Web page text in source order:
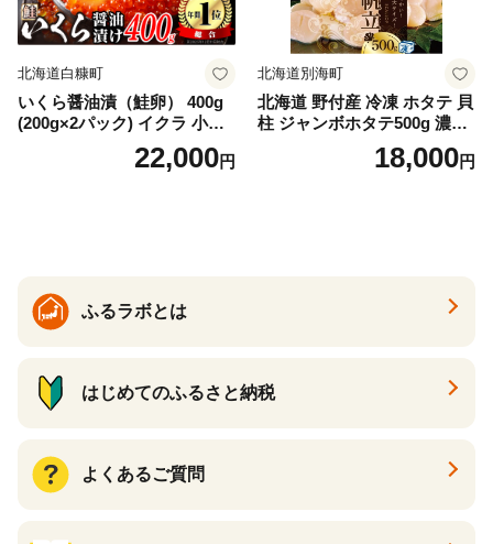
北海道白糠町
いくら醤油漬（鮭卵） 400g
(200g×2パック) イクラ 小分
け いくら醤油漬 鮭いくら い
くら醤油漬け 鮭 鮭卵 ikura
22,000円
北海道別海町
北海道 野付産 冷凍 ホタテ 貝
柱 ジャンボホタテ500g 濃厚
な旨味と甘み （ほたて ホタ
テ 帆立 貝柱 ホタテ貝柱 大玉
18,000円
ふるラボとは
はじめてのふるさと納税
よくあるご質問